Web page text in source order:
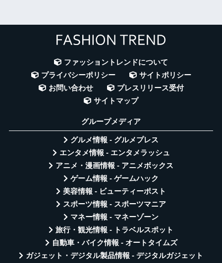
ファッショントレンドについて
プライバシーポリシー
サイトポリシー
お問い合わせ
プレスリリース受付
サイトマップ
グループメディア
グルメ情報 - グルメプレス
エンタメ情報 - エンタメラッシュ
アニメ・漫画情報 - アニメボックス
ゲーム情報 - ゲームハック
美容情報 - ビューティーポスト
スポーツ情報 - スポーツマニア
マネー情報 - マネーゾーン
旅行・観光情報 - トラベルスポット
自動車・バイク情報 - オートタイムズ
ガジェット・デジタル製品情報 - デジタルガジェット